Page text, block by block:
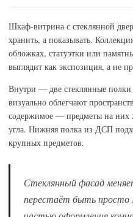
Шкаф-витрина с стеклянной
хранить, а показывать.
обложках, статуэтки или
выглядит как экспозиция, а не
Внутри — две стеклянные
визуально облегчают
содержимое — предметы на них
угла. Нижняя полка из ДСП
крупных предметов.
Стеклянный фасад
перестаёт быть просто